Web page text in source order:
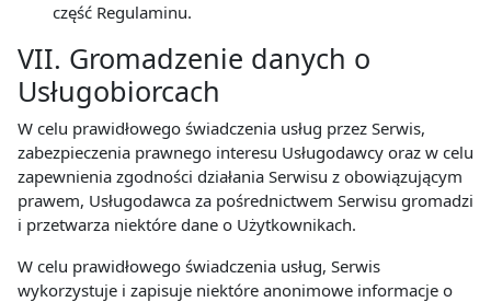
część Regulaminu.
VII. Gromadzenie danych o
Usługobiorcach
W celu prawidłowego świadczenia usług przez Serwis,
zabezpieczenia prawnego interesu Usługodawcy oraz w celu
zapewnienia zgodności działania Serwisu z obowiązującym
prawem, Usługodawca za pośrednictwem Serwisu gromadzi
i przetwarza niektóre dane o Użytkownikach.
W celu prawidłowego świadczenia usług, Serwis
wykorzystuje i zapisuje niektóre anonimowe informacje o